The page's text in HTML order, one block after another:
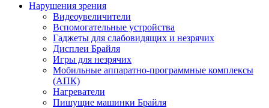
Нарушения зрения
Видеоувеличители
Вспомогательные устройства
Гаджеты для слабовидящих и незрячих
Дисплеи Брайля
Игры для незрячих
Мобильные аппаратно-программные комплексы
(АПК)
Нагреватели
Пишущие машинки Брайля